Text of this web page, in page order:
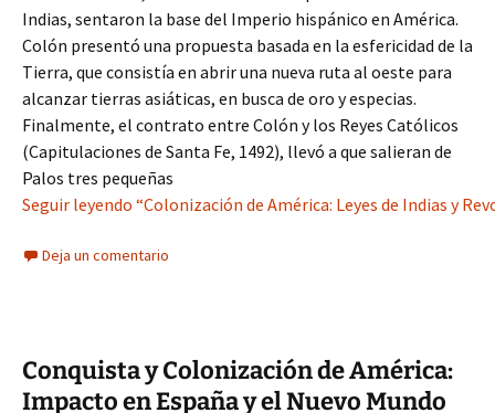
Indias, sentaron la base del Imperio hispánico en América.
Colón presentó una propuesta basada en la esfericidad de la
Tierra, que consistía en abrir una nueva ruta al oeste para
alcanzar tierras asiáticas, en busca de oro y especias.
Finalmente, el contrato entre Colón y los Reyes Católicos
(Capitulaciones de Santa Fe, 1492), llevó a que salieran de
Palos tres pequeñas
Seguir leyendo “Colonización de América: Leyes de Indias y
Deja un comentario
Conquista y Colonización de América:
Impacto en España y el Nuevo Mundo